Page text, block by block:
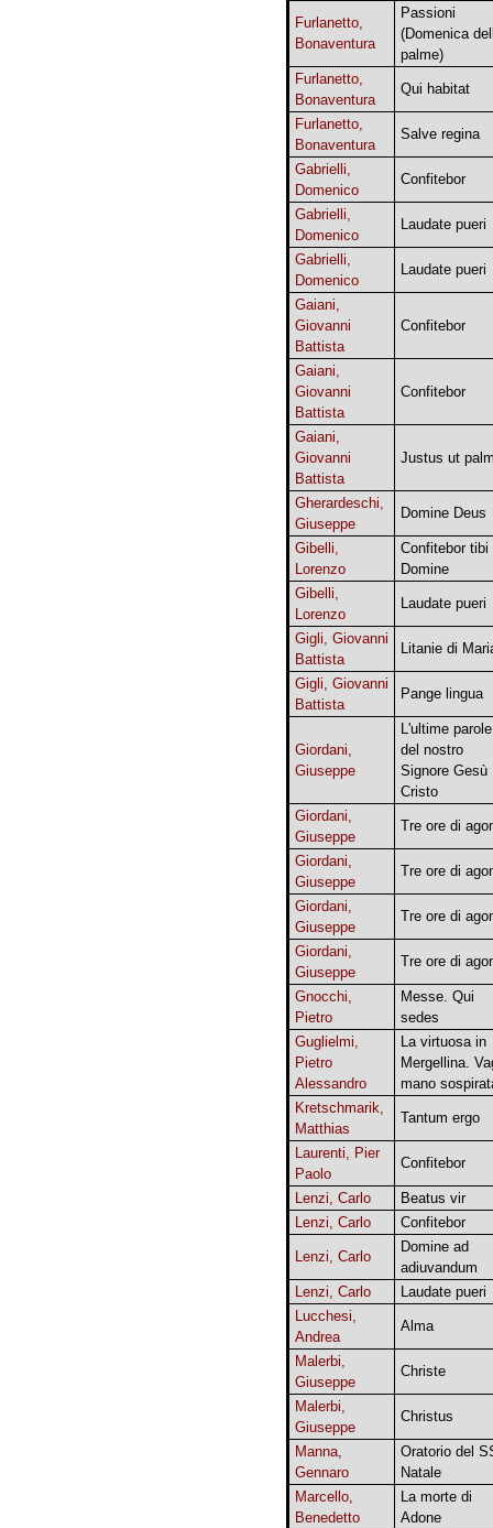
Furlanetto,
Bonaventura
Passioni
(Domenica
palme)
Furlanetto,
Bonaventura
Qui habitat
Furlanetto,
Bonaventura
Salve regina
Gabrielli,
Domenico
Confitebor
Gabrielli,
Domenico
Laudate pueri
Gabrielli,
Domenico
Laudate pueri
Gaiani,
Giovanni
Battista
Confitebor
Gaiani,
Giovanni
Battista
Confitebor
Gaiani,
Giovanni
Battista
Justus ut
Gherardeschi,
Giuseppe
Domine Deus
Gibelli,
Lorenzo
Confitebor tibi
Domine
Gibelli,
Lorenzo
Laudate pueri
Gigli, Giovanni
Battista
Litanie di
Gigli, Giovanni
Battista
Pange lingua
Giordani,
Giuseppe
L'ultime parole
del nostro
Signore Gesù
Cristo
Giordani,
Giuseppe
Tre ore di
Giordani,
Giuseppe
Tre ore di
Giordani,
Giuseppe
Tre ore di
Giordani,
Giuseppe
Tre ore di
Gnocchi,
Pietro
Messe. Qui
sedes
Guglielmi,
Pietro
Alessandro
La virtuosa in
Mergellina.
mano
Kretschmarik,
Matthias
Tantum ergo
Laurenti, Pier
Paolo
Confitebor
Lenzi, Carlo
Beatus vir
Lenzi, Carlo
Confitebor
Lenzi, Carlo
Domine ad
adiuvandum
Lenzi, Carlo
Laudate pueri
Lucchesi,
Andrea
Alma
Malerbi,
Giuseppe
Christe
Malerbi,
Giuseppe
Christus
Manna,
Gennaro
Oratorio del
Natale
Marcello,
Benedetto
La morte di
Adone